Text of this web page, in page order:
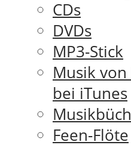
CDs
DVDs
MP3-Stick
Musik
bei iTunes
Feen-Flöte